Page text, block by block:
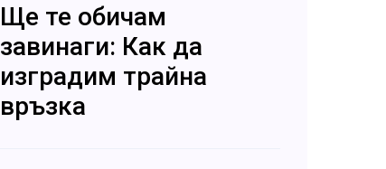
Ще те обичам
завинаги: Как да
изградим трайна
връзка